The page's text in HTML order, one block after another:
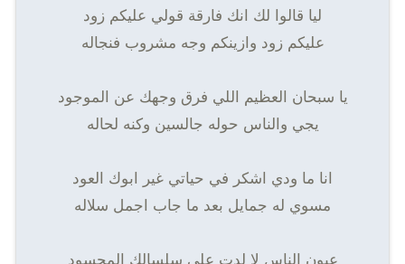
ليا قالوا لك انك فارقة قولي عليكم زود
عليكم زود وازينكم وجه مشروب فنجاله
يا سبحان العظيم اللي فرق وجهك عن الموجود
يجي والناس حوله جالسين وكنه لحاله
انا ما ودي اشكر في حياتي غير ابوك العود
مسوي له جمايل بعد ما جاب اجمل سلاله
عيون الناس لا لدت على سلسالك المحسود